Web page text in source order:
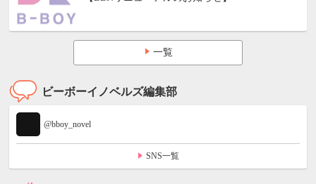
一覧
ビーボーイノベルズ編集部
@bboy_novel
SNS一覧